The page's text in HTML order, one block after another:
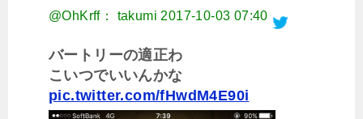
@OhKrff： takumi 2017-10-03 07:40
バートリーの適正わ
こいつでいいんかな
pic.twitter.com/fHwdM4E90i